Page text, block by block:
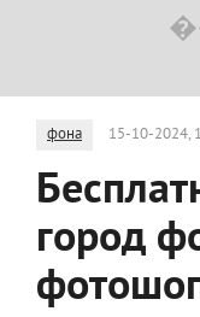
фона 15-10-2024,
город